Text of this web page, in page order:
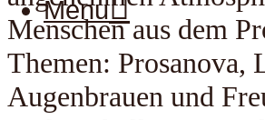
Menu
Menschen aus dem
Themen: Prosanova,
Augenbrauen und